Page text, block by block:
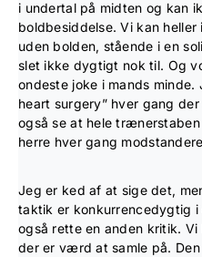
i undertal på midten og kan
boldbesiddelse. Vi kan
uden bolden, stående i en
slet ikke dygtigt nok til. Og
ondeste joke i mands minde.
heart surgery” hver gang
også se at hele
herre hver gang
Jeg er ked af at sige det,
taktik er konkurrencedygtig i
også rette en anden kritik.
der er værd at samle på.